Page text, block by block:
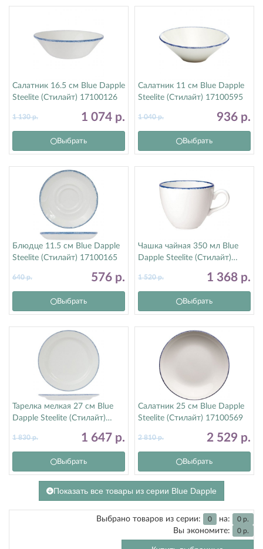
Салатник 16.5 см Blue Dapple
Steelite (Стилайт) 17100126
1 074 р.
1 130р.
Выбрать
Салатник 11 см Blue Dapple
Steelite (Стилайт) 17100595
936 р.
1 040р.
Выбрать
Блюдце 11.5 см Blue Dapple
Steelite (Стилайт) 17100165
576 р.
640р.
Выбрать
Чашка чайная 350 мл Blue
Dapple Steelite (Стилайт)
1 368 р.
1 520р.
Выбрать
Тарелка мелкая 27 см Blue
Dapple Steelite (Стилайт)
1 647 р.
1 830р.
Выбрать
Салатник 25 см Blue Dapple
Steelite (Стилайт) 17100569
2 529 р.
2 810р.
Выбрать
Показать все товары из серии Blue Dapple
Выбрано товаров из серии: 0 на: 0 р.
Вы экономите: 0 р.